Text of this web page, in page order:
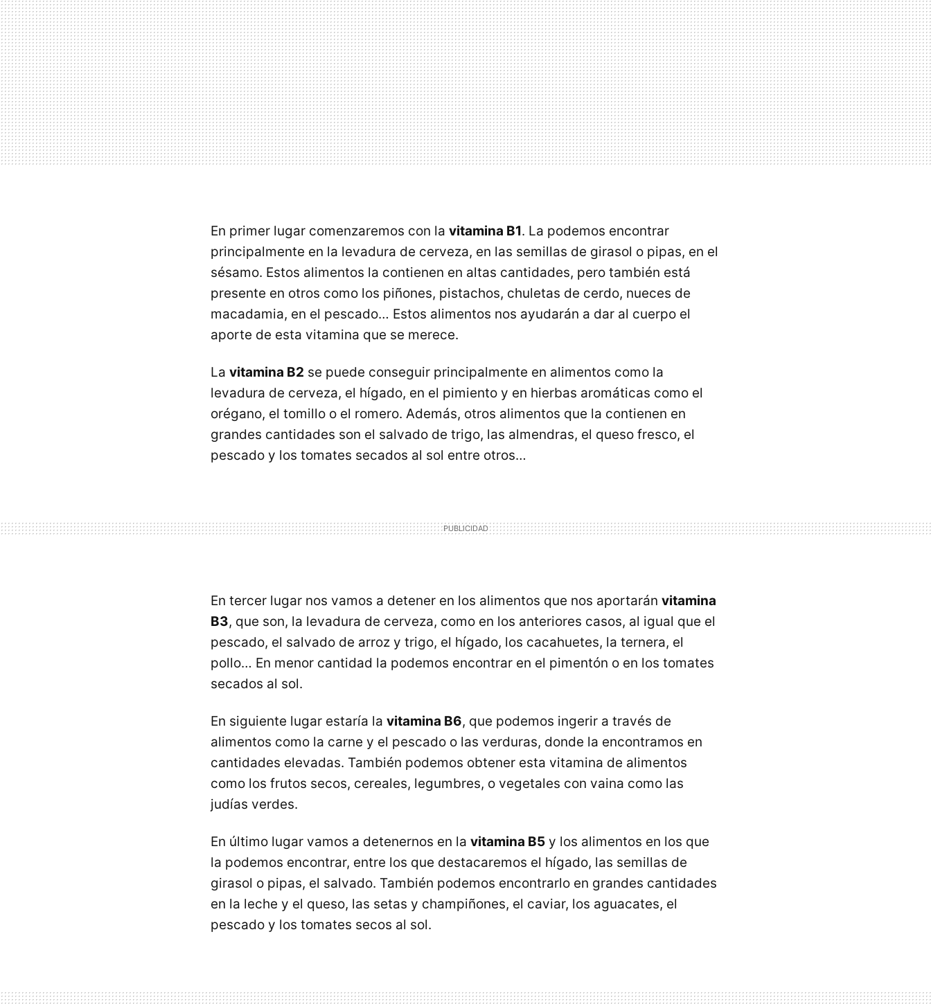
En primer lugar comenzaremos con la vitamina B1. La podemos encontrar
principalmente en la levadura de cerveza, en las semillas de girasol o pipas, en el
sésamo. Estos alimentos la contienen en altas cantidades, pero también está
presente en otros como los piñones, pistachos, chuletas de cerdo, nueces de
macadamia, en el pescado… Estos alimentos nos ayudarán a dar al cuerpo el
aporte de esta vitamina que se merece.
La vitamina B2 se puede conseguir principalmente en alimentos como la
levadura de cerveza, el hígado, en el pimiento y en hierbas aromáticas como el
orégano, el tomillo o el romero. Además, otros alimentos que la contienen en
grandes cantidades son el salvado de trigo, las almendras, el queso fresco, el
pescado y los tomates secados al sol entre otros…
En tercer lugar nos vamos a detener en los alimentos que nos aportarán vitamina
B3, que son, la levadura de cerveza, como en los anteriores casos, al igual que el
pescado, el salvado de arroz y trigo, el hígado, los cacahuetes, la ternera, el
pollo… En menor cantidad la podemos encontrar en el pimentón o en los tomates
secados al sol.
En siguiente lugar estaría la vitamina B6, que podemos ingerir a través de
alimentos como la carne y el pescado o las verduras, donde la encontramos en
cantidades elevadas. También podemos obtener esta vitamina de alimentos
como los frutos secos, cereales, legumbres, o vegetales con vaina como las
judías verdes.
En último lugar vamos a detenernos en la vitamina B5 y los alimentos en los que
la podemos encontrar, entre los que destacaremos el hígado, las semillas de
girasol o pipas, el salvado. También podemos encontrarlo en grandes cantidades
en la leche y el queso, las setas y champiñones, el caviar, los aguacates, el
pescado y los tomates secos al sol.